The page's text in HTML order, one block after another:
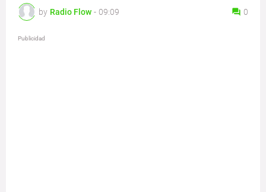
by Radio Flow - 09:09 0
Publicidad